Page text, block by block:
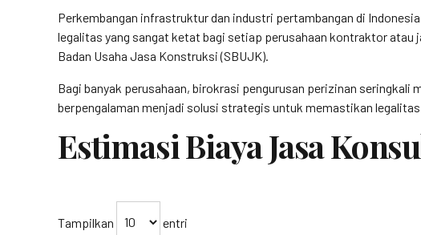
Perkembangan infrastruktur dan industri pertambangan di
legalitas yang sangat ketat bagi setiap perusahaan kontraktor
Badan Usaha Jasa Konstruksi (SBUJK).
Bagi banyak perusahaan, birokrasi pengurusan perizinan seringkali
berpengalaman menjadi solusi strategis untuk memastikan
Estimasi Biaya Jasa
Tampilkan entri